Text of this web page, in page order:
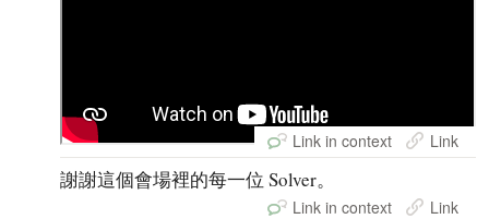
Link in context Link
謝謝這個會場裡的每一位 Solver。
Link in context Link